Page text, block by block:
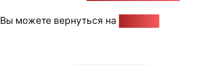
Вы можете вернуться на